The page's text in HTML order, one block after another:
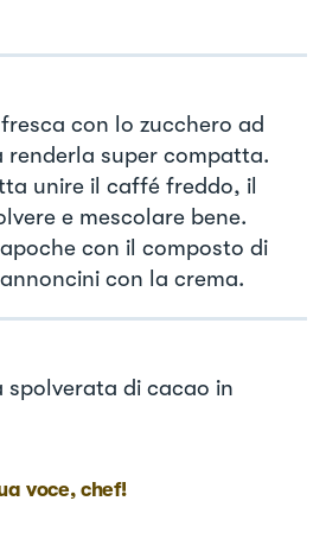
con lo zucchero ad
super compatta.
unire il caffé freddo, il
e mescolare bene.
con il composto di
con la crema.
spolverata di cacao in
voce, chef!